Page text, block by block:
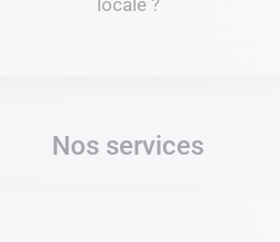
vos Options
locale ?
Nos services